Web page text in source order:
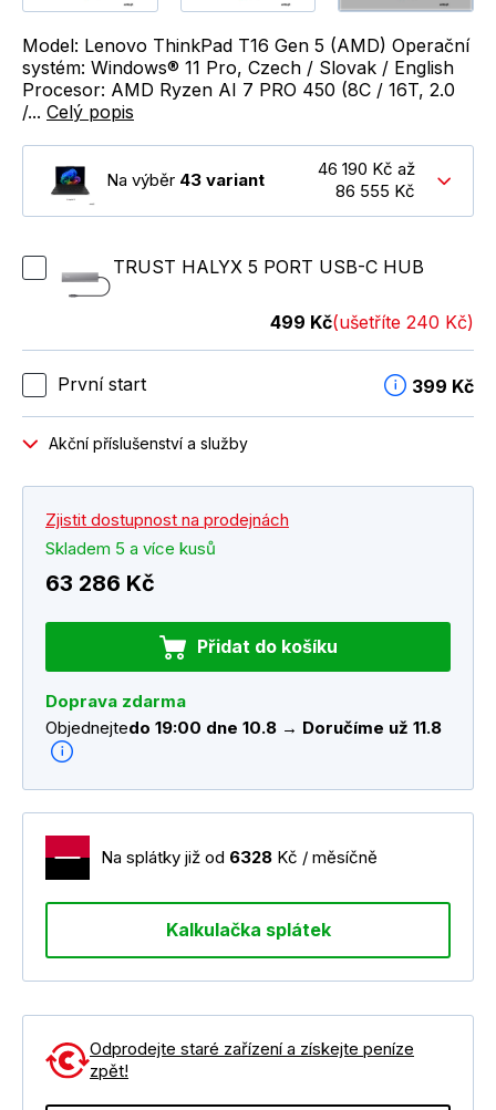
Model: Lenovo ThinkPad T16 Gen 5 (AMD) Operační
systém: Windows® 11 Pro, Czech / Slovak / English
Procesor: AMD Ryzen AI 7 PRO 450 (8C / 16T, 2.0
/... Celý popis
Na výběr 43 variant
46 190 Kč až
86 555 Kč
TRUST HALYX 5 PORT USB-C HUB
499 Kč(ušetříte 240 Kč)
První start 399 Kč
Akční příslušenství a služby
Zjistit dostupnost na prodejnách
Skladem 5 a více kusů
63 286 Kč
Přidat do košíku
Doprava zdarma
Objednejtedo 19:00 dne 10.8 → Doručíme už 11.8
Na splátky již od 6328 Kč / měsíčně
Kalkulačka splátek
Odprodejte staré zařízení a získejte peníze
zpět!